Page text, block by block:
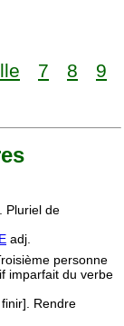
7 8
9
Pluriel de
adj.
personne
imparfait du verbe
Rendre